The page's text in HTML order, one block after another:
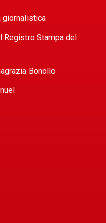
giornalistica
Registro Stampa del
Bonollo